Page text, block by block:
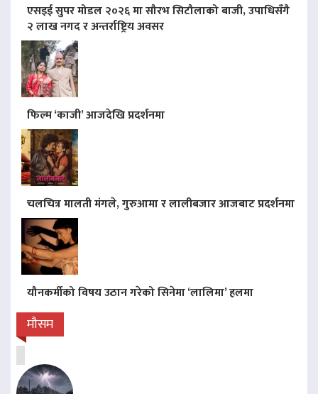
एसइई सुपर मोडल २०२६ मा सौरभ सिटौलाको बाजी, उपाधिसँगै
२ लाख नगद र अन्तर्राष्ट्रिय अवसर
फिल्म ‘काजी’ आजदेखि प्रदर्शनमा
चलचित्र मालती मंगले, गुरुआमा र लालीबजार आजबाट प्रदर्शनमा
यौनकर्मीको विषय उठान गरेको सिनेमा ‘लालिमा’ हलमा
मौसम